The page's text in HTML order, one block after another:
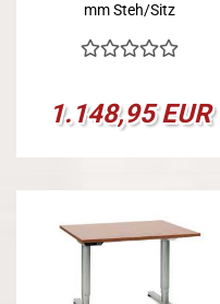
mm Steh/Sitz
1.148,95 EUR